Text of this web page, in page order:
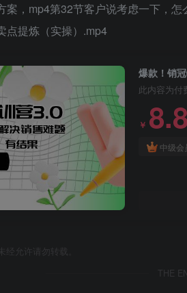
案，mp4第32节客户说考虑一下，
点提炼（实操）.mp4
此内容为付
￥ 8.8
中级会
经允许请勿转载。
THE